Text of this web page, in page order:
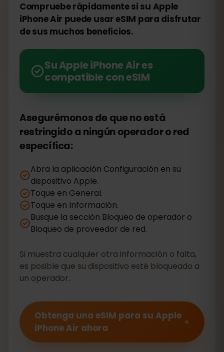
Compruebe rápidamente si su Apple
iPhone Air puede usar eSIM para disfrutar
de sus muchos beneficios.
Su Apple iPhone Air es
compatible con eSIM
Asegurémonos de que no está
restringido a ningún operador o red
específica:
Abra la aplicación Configuración en su
dispositivo Apple.
Toque en General.
Toque en Información.
Busque la sección Bloqueo de operador o
Bloqueo de proveedor de red.
Si muestra cualquier otra información o falta,
es posible que su dispositivo esté bloqueado a
un operador.
Obtenga una eSIM para su Apple
iPhone Air ahora